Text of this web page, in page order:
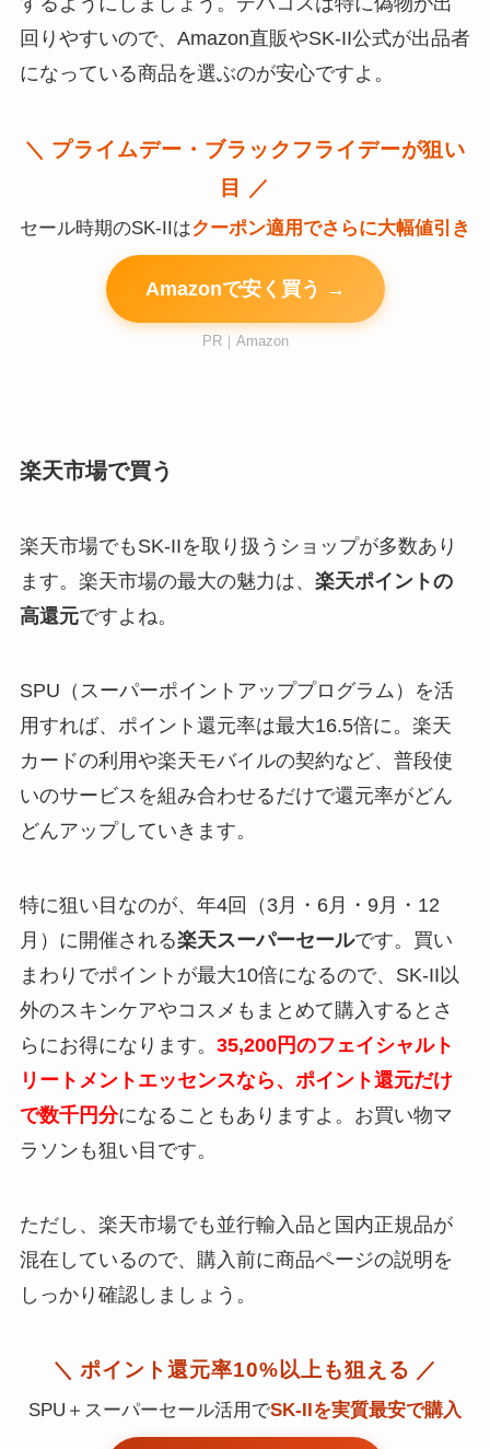
回りやすいので、Amazon直販やSK-II公式が出品者
になっている商品を選ぶのが安心ですよ。
＼ プライムデー・ブラックフライデーが狙い
目 ／
セール時期のSK-IIはクーポン適用でさらに大幅値引き
Amazonで安く買う →
PR｜Amazon
楽天市場で買う
楽天市場でもSK-IIを取り扱うショップが多数あり
ます。楽天市場の最大の魅力は、 楽天ポイントの
高還元ですよね。
SPU（スーパーポイントアッププログラム）を活
用すれば、ポイント還元率は最大16.5倍に。楽天
カードの利用や楽天モバイルの契約など、普段使
いのサービスを組み合わせるだけで還元率がどん
どんアップしていきます。
特に狙い目なのが、年4回（3月・6月・9月・12
月）に開催される楽天スーパーセールです。買い
まわりでポイントが最大10倍になるので、SK-II以
外のスキンケアやコスメもまとめて購入するとさ
らにお得になります。 35,200円のフェイシャルト
リートメントエッセンスなら、ポイント還元だけ
で数千円分になることもありますよ。お買い物マ
ラソンも狙い目です。
ただし、楽天市場でも並行輸入品と国内正規品が
混在しているので、購入前に商品ページの説明を
しっかり確認しましょう。
＼ ポイント還元率10%以上も狙える ／
SPU＋スーパーセール活用でSK-IIを実質最安で購入